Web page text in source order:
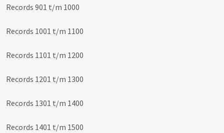
Records 901 t/m 1000
Records 1001 t/m 1100
Records 1101 t/m 1200
Records 1201 t/m 1300
Records 1301 t/m 1400
Records 1401 t/m 1500